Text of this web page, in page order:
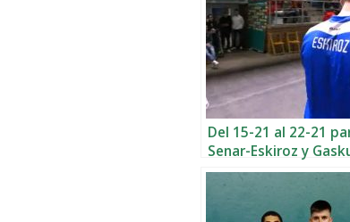
Del 15-21 al 22-21
Senar-Eskiroz y
como gran